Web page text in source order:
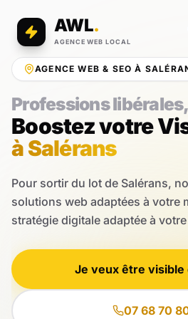
AWL.
AGENCE WEB LOCAL
AGENCE WEB & SEO À
Professions libérales,
Boostez votre
à Salérans
Pour sortir du lot de Salérans,
solutions web adaptées à votre
stratégie digitale adaptée à votre
Je veux être visible
07 68 70